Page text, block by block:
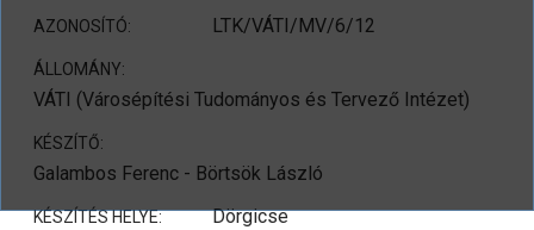
AZONOSÍTÓ: LTK/VÁTI/MV/6/12
ÁLLOMÁNY:
VÁTI (Városépítési Tudományos és Tervező Intézet)
KÉSZÍTŐ:
Galambos Ferenc - Börtsök László
KÉSZÍTÉS HELYE: Dörgicse